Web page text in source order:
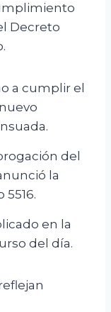
Decreto
a cumplir el
del
la
en la
del día.